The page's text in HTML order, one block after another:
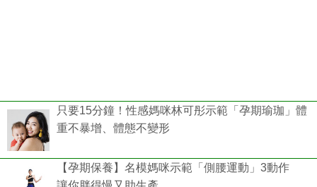
只要15分鐘！性感媽咪林可彤示範「孕期瑜珈」體
重不暴增、體態不變形
【孕期保養】名模媽咪示範「側腰運動」3動作